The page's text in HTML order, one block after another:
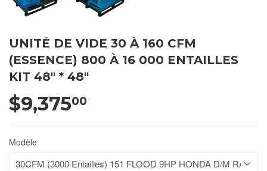
UNITÉ DE VIDE 30 À 160 CFM
(ESSENCE) 800 À 16 000 ENTAILLES
KIT 48" * 48"
$9,37500
Modèle